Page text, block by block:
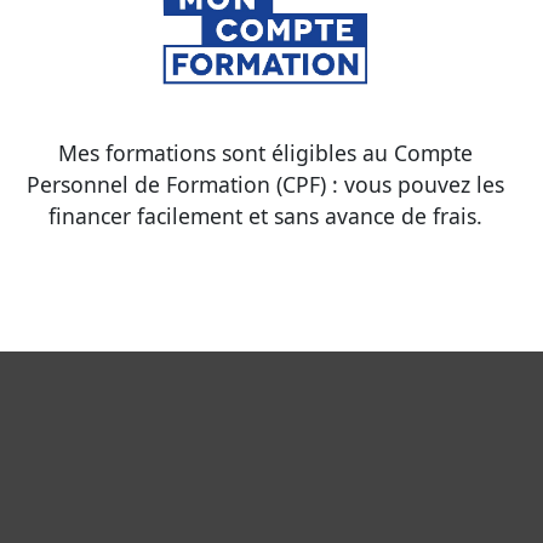
Mes formations sont éligibles au Compte
Personnel de Formation (CPF) : vous pouvez les
financer facilement et sans avance de frais.